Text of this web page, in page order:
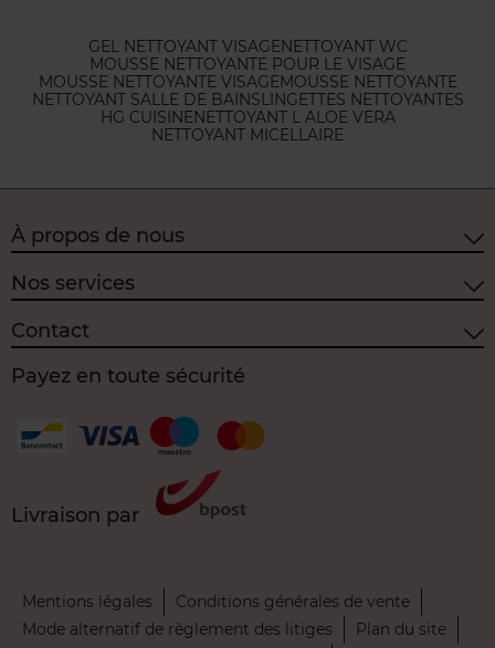
GEL NETTOYANT VISAGENETTOYANT WC
MOUSSE NETTOYANTE POUR LE VISAGE
MOUSSE NETTOYANTE VISAGEMOUSSE NETTOYANTE
NETTOYANT SALLE DE BAINSLINGETTES NETTOYANTES
HG CUISINENETTOYANT L ALOE VERA
NETTOYANT MICELLAIRE
À propos de nous
Nos services
Contact
Payez en toute sécurité
Livraison par
Mentions légales
Conditions générales de vente
Mode alternatif de règlement des litiges
Plan du site